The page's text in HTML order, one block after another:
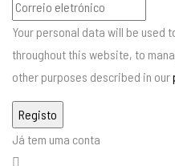
Your personal data will be used
throughout this website, to
other purposes described in our
Já tem uma conta